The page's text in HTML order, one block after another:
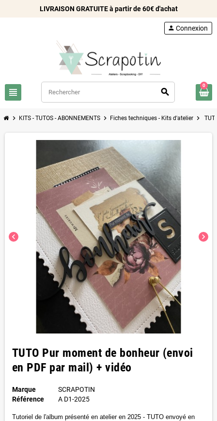
LIVRAISON GRATUITE à partir de 60€ d'achat
view_headline search
person Connexion
0
chevron_right KITS - TUTOS - ABONNEMENTS chevron_right Fiches techniques - Kits d'atelier chevron_right
chevron_left chevron_right
TUTO Pur moment de bonheur (envoi
en PDF par mail) + vidéo
Marque
SCRAPOTIN
Référence
A D1-2025
Tutoriel de l'album présenté en atelier en 2025 - TUTO envoyé en